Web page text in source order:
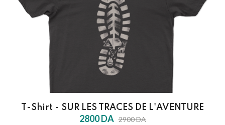
T-Shirt - SUR LES TRACES DE L'AVENTURE
2800 DA 2900 DA